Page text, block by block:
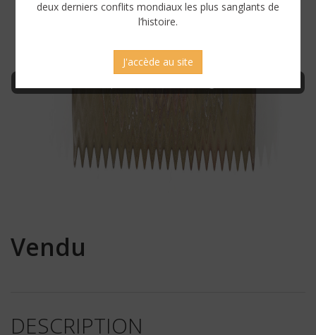
Vendu
DESCRIPTION
deux derniers conflits mondiaux les plus sanglants de
l’histoire.
J'accède au site